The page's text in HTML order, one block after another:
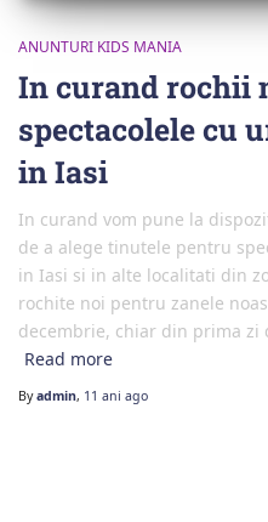
ANUNTURI KIDS MANIA
In curand rochii
spectacolele cu
in Iasi
In curand vom pune la
de a alege tinutele pentru
in Iasi si in alte localitati din
rochite noi pentru zanele
decembrie, chiar din prima zi
Read more
Byadmin, 11 ani ago